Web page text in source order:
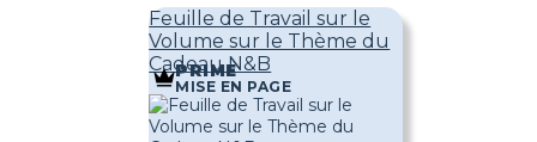
Feuille de Travail sur le
Volume sur le Thème du
Cadeau N&B
PRIME
MISE EN PAGE